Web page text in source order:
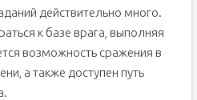
действительно много.
к базе врага, выполняя
возможность сражения в
а также доступен путь